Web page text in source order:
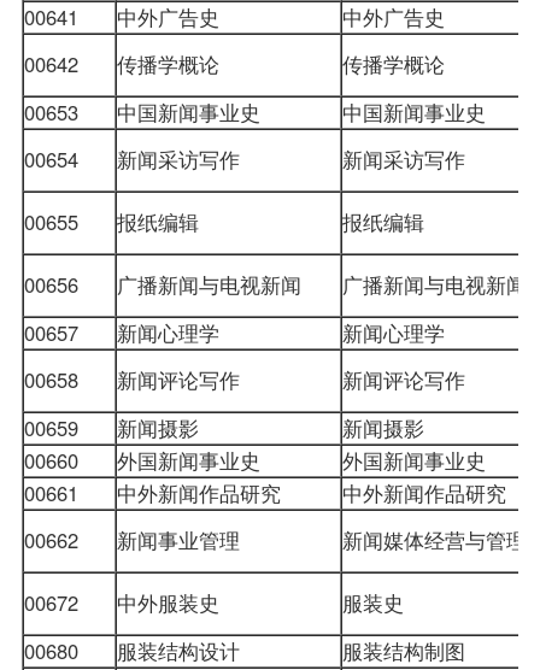
00641
中外广告史 中外广告史
00642
传播学概论 传播学概论
00653
中国新闻事业史 中国新闻事业史
00654
新闻采访写作 新闻采访写作
00655 报纸编辑 报纸编辑
00656 广播新闻与电视新闻 广播新闻与电视新闻
00657
新闻心理学 新闻心理学
00658
新闻评论写作 新闻评论写作
00659
新闻摄影 新闻摄影
00660
外国新闻事业史 外国新闻事业史
00661
中外新闻作品研究 中外新闻作品研究
00662
新闻事业管理 新闻媒体经营与管理
00672 中外服装史 服装史
00680
服装结构设计 服装结构制图